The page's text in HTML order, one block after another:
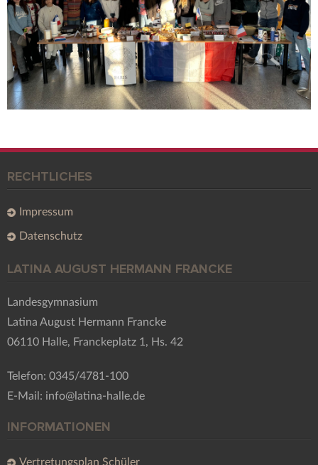
RECHTLICHES
Impressum
Datenschutz
LATINA AUGUST HERMANN FRANCKE
Landesgymnasium
Latina August Hermann Francke
06110 Halle, Franckeplatz 1, Hs. 42
Telefon: 0345/4781-100
E-Mail: info@latina-halle.de
INFORMATIONEN
Vertretungsplan Schüler